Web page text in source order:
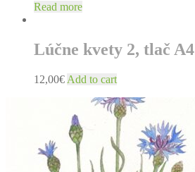
Read more
Lúčne kvety 2, tlač A4
12,00€ Add to cart